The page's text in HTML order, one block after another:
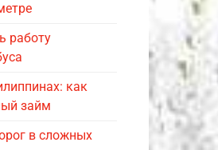
работу
как
займ
в сложных